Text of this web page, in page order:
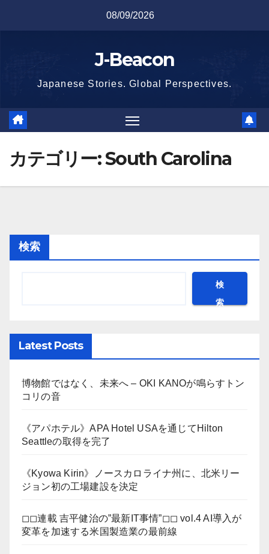
08/09/2026
J-Beacon
Japanese Stories. Global Perspectives.
カテゴリー:South Carolina
検索
検
索
Latest Posts
博物館ではなく、未来へ – OKI KANOが鳴らすトン
コリの音
《アパホテル》APA Hotel USAを通じてHilton
Seattleの取得を完了
《Kyowa Kirin》ノースカロライナ州に、北米リー
ジョン初の工場建設を決定
◻︎◻︎連載 吉平健治の”最新IT事情”◻︎◻︎ vol.4 AI導入が
変革を加速する米国製造業の最前線